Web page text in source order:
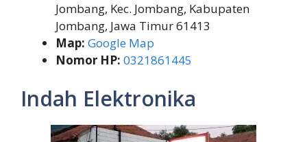
Jombang, Kec. Jombang, Kabupaten
Jombang, Jawa Timur 61413
Map: Google Map
Nomor HP: 0321861445
Indah Elektronika